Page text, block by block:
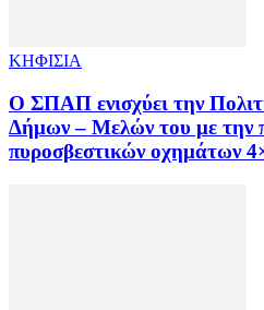
ΚΗΦΙΣΙΑ
Ο ΣΠΑΠ ενισχύει την
Δήμων – Μελών του με την
πυροσβεστικών οχημάτων